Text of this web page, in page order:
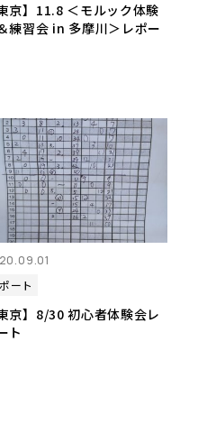
東京】11.8 ＜モルック体験
練習会 in 多摩川＞レポー
ート
東京】8/30 初心者体験会レ
ト